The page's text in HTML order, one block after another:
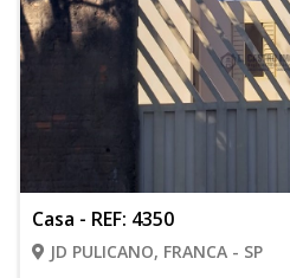
Casa - REF: 4350
JD PULICANO, FRANCA - SP